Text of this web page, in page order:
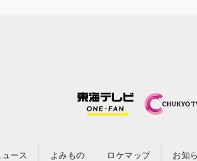
ュース よみもの ロケマップ お知